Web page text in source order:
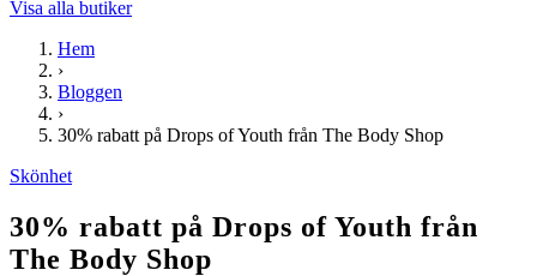
Visa alla butiker
Hem
›
Bloggen
›
30% rabatt på Drops of Youth från The Body Shop
Skönhet
30% rabatt på Drops of Youth från
The Body Shop